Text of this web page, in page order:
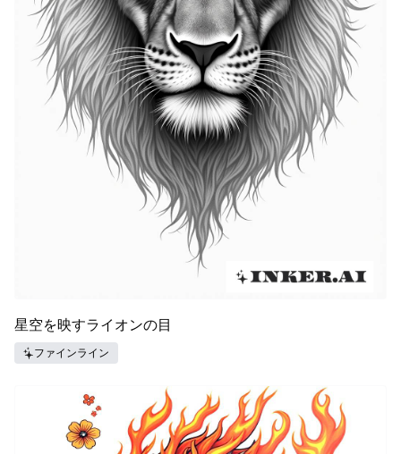
星空を映すライオンの目
ファインライン